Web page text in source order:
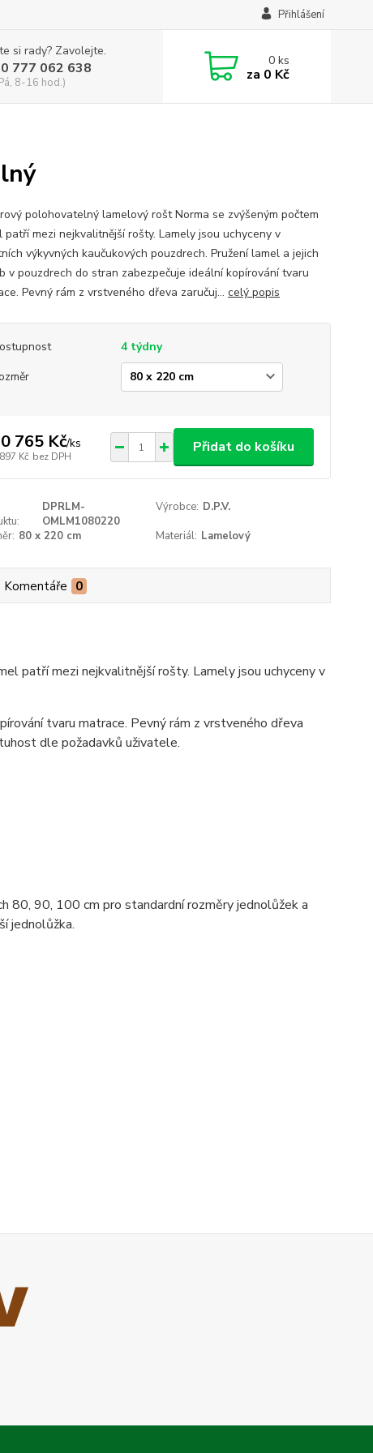
Přihlášení
si rady? Zavolejte.
777 062 638
8-16 hod.)
0ks
za 0 Kč
polohovatelný lamelový rošt Norma se zvýšeným počtem
patří mezi nejkvalitnější rošty. Lamely jsou uchyceny v
výkyvných kaučukových pouzdrech. Pružení lamel a jejich
v pouzdrech do stran zabezpečuje ideální kopírování tvaru
Pevný rám z vrstveného dřeva zaručuj... celý popis
4 týdny
765 Kč/ks
Kč bez DPH
Přidat do košíku
DPRLM-
OMLM1080220
Výrobce: D.P.V.
80 x 220 cm Materiál: Lamelový
Komentáře 0
patří mezi nejkvalitnější rošty. Lamely jsou uchyceny v
tvaru matrace. Pevný rám z vrstveného dřeva
dle požadavků uživatele.
80, 90, 100 cm pro standardní rozměry jednolůžek a
jednolůžka.